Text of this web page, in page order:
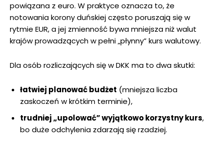
powiązana z euro. W praktyce oznacza to, że
notowania korony duńskiej często poruszają się w
rytmie EUR, a jej zmienność bywa mniejsza niż walut
krajów prowadzących w pełni „płynny” kurs walutowy.
Dla osób rozliczających się w DKK ma to dwa skutki:
łatwiej planować budżet (mniejsza liczba
zaskoczeń w krótkim terminie),
trudniej „upolować” wyjątkowo korzystny kurs,
bo duże odchylenia zdarzają się rzadziej.